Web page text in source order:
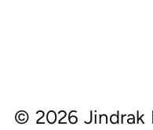
© 2026 Jindrak